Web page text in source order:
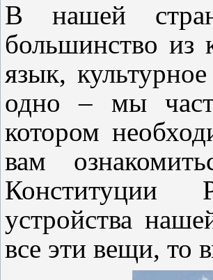
В нашей
большинство из
язык,
одно – мы
котором
вам
Конституции
устройства
все эти вещи, то